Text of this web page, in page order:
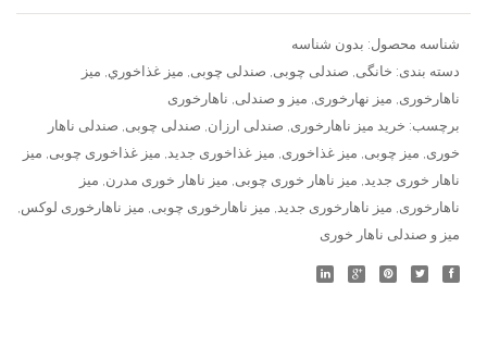
عدد
شناسه محصول: بدون شناسه
دسته بندی: خانگی, صندلی چوبی, صندلی چوبی, ميز غذاخوري, میز
ناهارخوری, میز نهارخوری, میز و صندلی, ناهارخوری
برچسب: خرید میز ناهارخوری, صندلی ارزان, صندلی چوبی, صندلی ناهار
خوری, میز چوبی, میز غذاخوری, میز غذاخوری جدید, میز غذاخوری چوبی, میز
ناهار خوری جدید, میز ناهار خوری چوبی, میز ناهار خوری مدرن, میز
ناهارخوری, میز ناهارخوری جدید, میز ناهارخوری چوبی, میز ناهارخوری لوکس,
میز و صندلی ناهار خوری